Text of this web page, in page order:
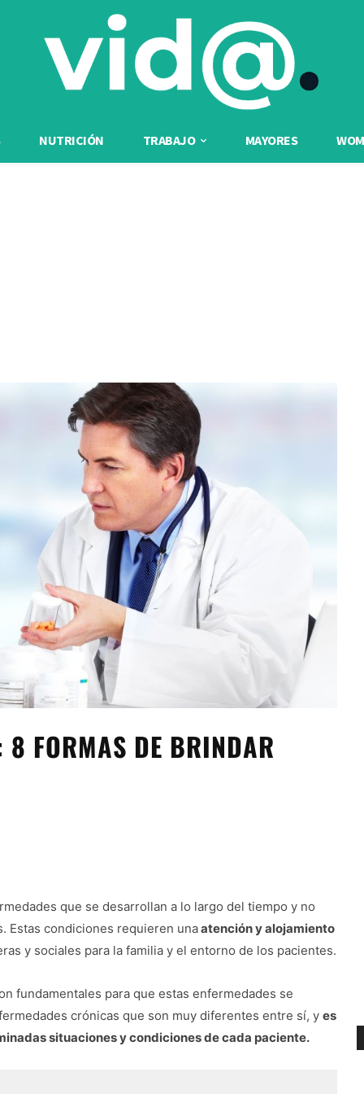
NUTRICIÓN TRABAJO MAYORES
8 FORMAS DE BRINDAR
que se desarrollan a lo largo del tiempo y no
Estas condiciones requieren unaatención y alojamiento
y sociales para la familia y el entorno de los pacientes.
fundamentales para que estas enfermedades se
crónicas que son muy diferentes entre sí, y es
situaciones y condiciones de cada paciente.